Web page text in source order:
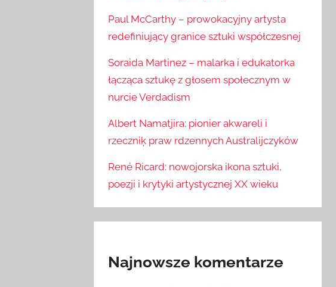
Paul McCarthy – prowokacyjny artysta
redefiniujący granice sztuki współczesnej
Soraida Martinez – malarka i edukatorka
łącząca sztukę z głosem społecznym w
nurcie Verdadism
Albert Namatjira: pionier akwareli i
rzeczniķ praw rdzennych Australijczyków
René Ricard: nowojorska ikona sztuki,
poezji i krytyki artystycznej XX wieku
Najnowsze komentarze